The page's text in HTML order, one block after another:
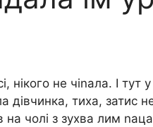
нікого не чіnала. І
дівчинка, тиха, затис
на чолі з зухва лим